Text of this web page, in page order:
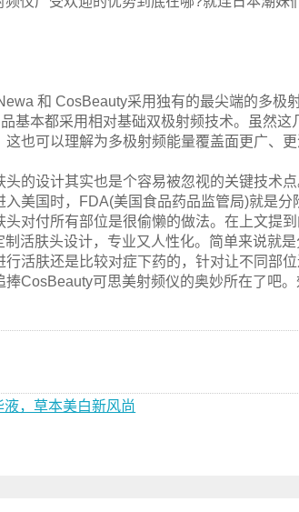
和 CosBeauty采用独有的最尖端的多极
基本都采用相对基础双极射频技术。虽然这
也可以理解为多极射频能量覆盖面更广、
的设计其实也是个容易被忽视的关键技术
美国时，FDA(美国食品药品监管局)就是
对付所有部位是很偷懒的做法。在上文提
活肤头设计，专业又人性化。简单来说就
活肤还是比较对症下药的，针对让不同部
CosBeauty可思美射频仪的奥妙所在了吧
，草本美白新风尚